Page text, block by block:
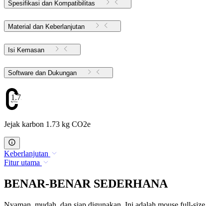
Spesifikasi dan Kompatibilitas
Material dan Keberlanjutan
Isi Kemasan
Software dan Dukungan
1.73
Jejak karbon 1.73 kg CO2e
Keberlanjutan
Fitur utama
BENAR-BENAR SEDERHANA